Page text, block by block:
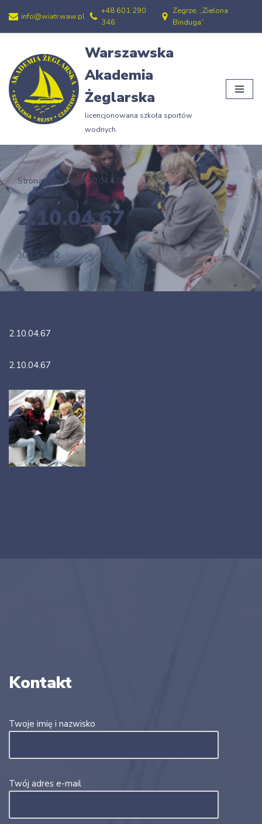
Przejdź
treści
info@wiatr.waw.pl
+48 601 290
346
Zegrze, „Zielona
Binduga”
Warszawska
Akademia
Żeglarska
licencjonowana szkoła sportów
wodnych
Strona główna» 2.10.04.67
2.10.04.67
30/12/2012
2.10.04.67
2.10.04.67
Kontakt
Twoje imię i nazwisko
Twój adres e-mail